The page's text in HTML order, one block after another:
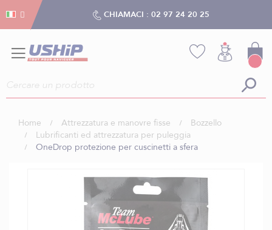
CHIAMACI : 02 97 24 20 25
Home Attrezzatura e manovre fisse
Bozzello
Lubrificanti ed attrezzatura per puleggia
OneDrop protezione per cuscinetti a sfera
Gestion dei cookies
Gestion dei cookies